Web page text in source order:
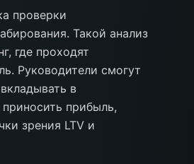
проверки
Такой анализ
где проходят
Руководители смогут
в
прибыль,
зрения LTV и